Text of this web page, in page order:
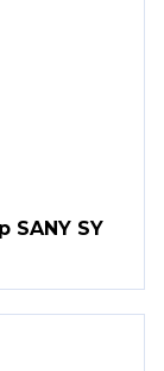
SANY SY